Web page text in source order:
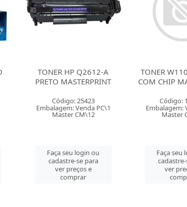
TONER W1105 A PRETO
COM CHIP MASTERPRINT
Código: 163542
Embalagem: Venda PC\1
Master CM\12
Faça seu login ou
cadastre-se para
ver preços e
comprar
TONER
PRETO
Código:
Embalagem:
Master
Faça seu
ver